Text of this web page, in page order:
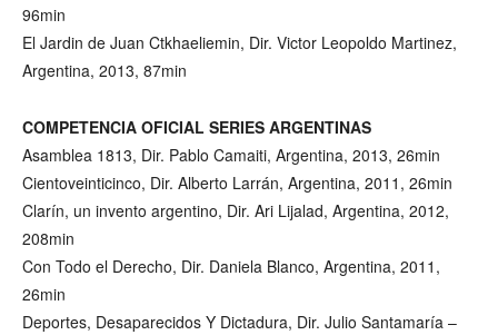
96min
El Jardin de Juan Ctkhaeliemin, Dir. Victor Leopoldo Martinez,
Argentina, 2013, 87min
COMPETENCIA OFICIAL SERIES ARGENTINAS
Asamblea 1813, Dir. Pablo Camaiti, Argentina, 2013, 26min
Cientoveinticinco, Dir. Alberto Larrán, Argentina, 2011, 26min
Clarín, un invento argentino, Dir. Ari Lijalad, Argentina, 2012,
208min
Con Todo el Derecho, Dir. Daniela Blanco, Argentina, 2011,
26min
Deportes, Desaparecidos Y Dictadura, Dir. Julio Santamaría –